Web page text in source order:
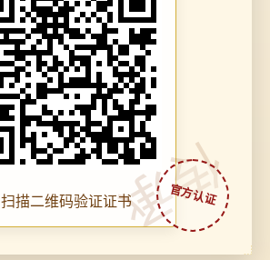
传承
扫描二维码验证证书